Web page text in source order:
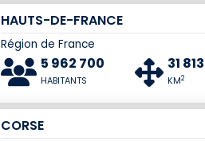
HAUTS-DE-FRANCE
Région de France
5 962 700
HABITANTS
31 813
KM2
CORSE